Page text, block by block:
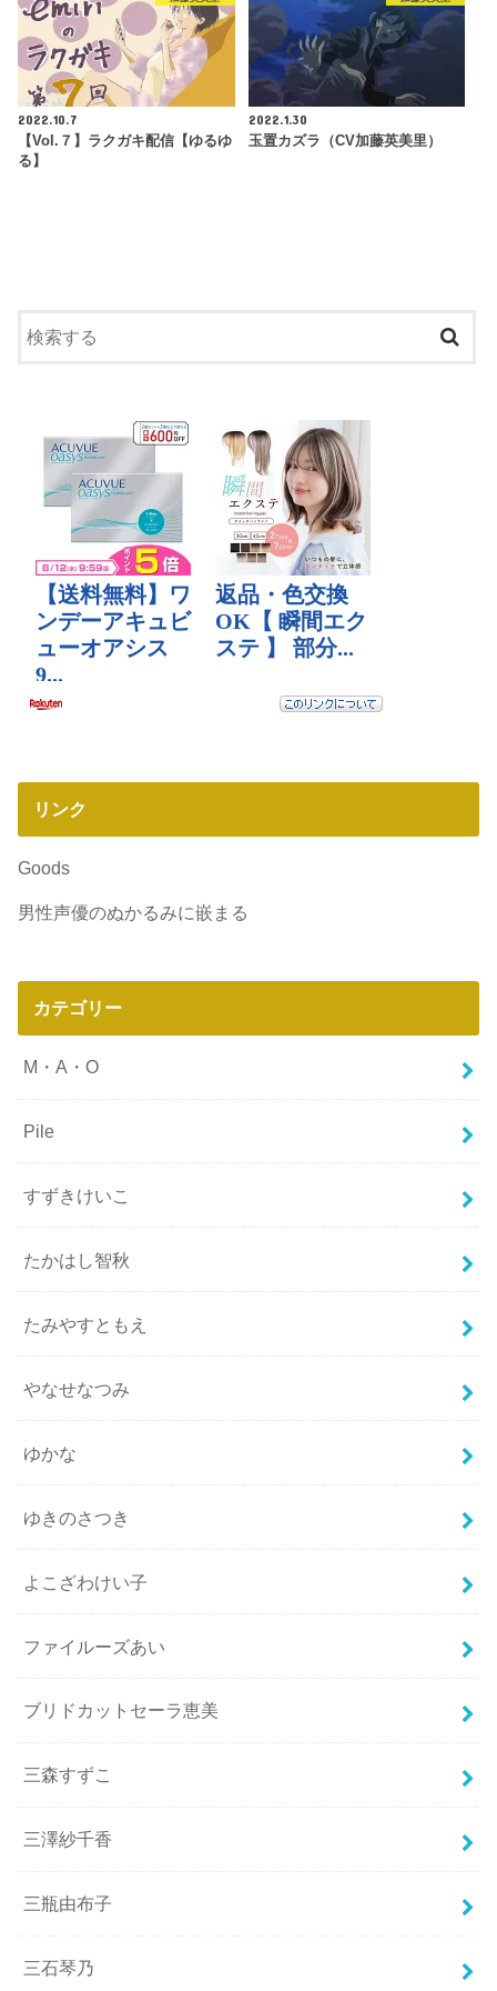
2022.10.7
【Vol.７】ラクガキ配信【ゆるゆ
る】
2022.1.30
玉置カズラ（CV加藤英美里）
リンク
Goods
男性声優のぬかるみに嵌まる
カテゴリー
M・A・O
Pile
すずきけいこ
たかはし智秋
たみやすともえ
やなせなつみ
ゆかな
ゆきのさつき
よこざわけい子
ファイルーズあい
ブリドカットセーラ恵美
三森すずこ
三澤紗千香
三瓶由布子
三石琴乃